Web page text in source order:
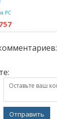
PC
:
Отправить